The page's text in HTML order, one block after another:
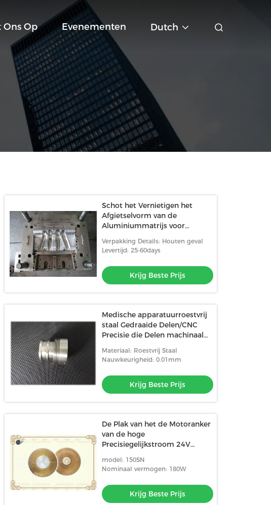
Op Evenementen Dutch
Schot het Vernietigen het
Afgietselvorm van de
Aluminiummatrijs voor
Verpakking Details: Houten geval
Levertijd: 25-60days
Krijg Beste Prijs
Medische apparatuurroestvrij
staal Gedraaide Delen/CNC
Precisie die Delen machinaal
Materiaal: Roestvrij Staal
Nauwkeurigheid: 0.01mm
Krijg Beste Prijs
De Plak van het de Motoranker
van de hoge
Precisiegelijkstroom 24V
Motorvervangstukken
model: 150SN
Nominaal vermogen: 180W
Krijg Beste Prijs